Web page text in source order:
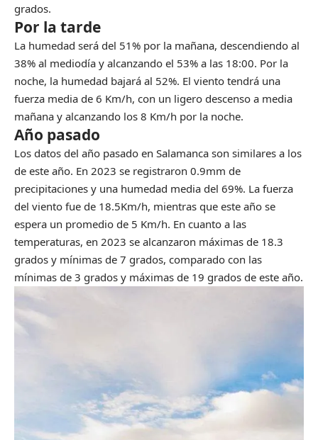
grados.
Por la tarde
La humedad será del 51% por la mañana, descendiendo al
38% al mediodía y alcanzando el 53% a las 18:00. Por la
noche, la humedad bajará al 52%. El viento tendrá una
fuerza media de 6 Km/h, con un ligero descenso a media
mañana y alcanzando los 8 Km/h por la noche.
Año pasado
Los datos del año pasado en Salamanca son similares a los
de este año. En 2023 se registraron 0.9mm de
precipitaciones y una humedad media del 69%. La fuerza
del viento fue de 18.5Km/h, mientras que este año se
espera un promedio de 5 Km/h. En cuanto a las
temperaturas, en 2023 se alcanzaron máximas de 18.3
grados y mínimas de 7 grados, comparado con las
mínimas de 3 grados y máximas de 19 grados de este año.